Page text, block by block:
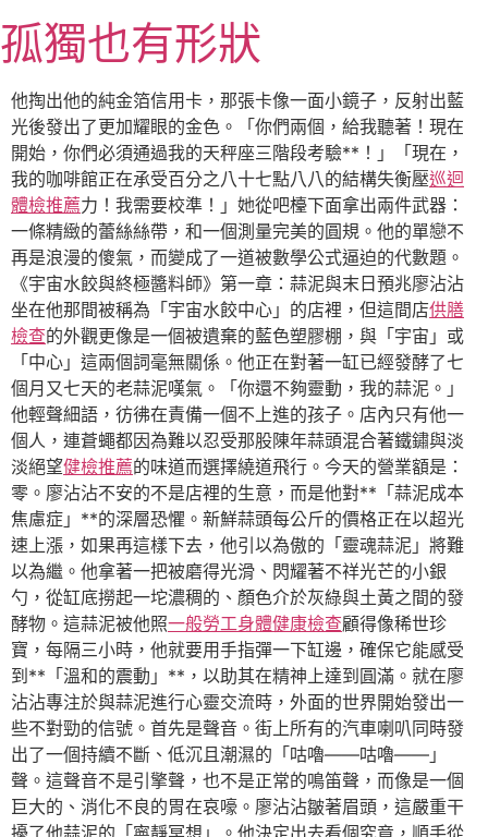
至
主
要
內
容
孤獨也有形狀
他掏出他的純金箔信用卡，那張卡像一面小鏡子，反射出藍
光後發出了更加耀眼的金色。「你們兩個，給我聽著！現在
開始，你們必須通過我的天秤座三階段考驗**！」「現在，
我的咖啡館正在承受百分之八十七點八八的結構失衡壓巡迴
體檢推薦力！我需要校準！」她從吧檯下面拿出兩件武器：
一條精緻的蕾絲絲帶，和一個測量完美的圓規。他的單戀不
再是浪漫的傻氣，而變成了一道被數學公式逼迫的代數題。
《宇宙水餃與終極醬料師》第一章：蒜泥與末日預兆廖沾沾
坐在他那間被稱為「宇宙水餃中心」的店裡，但這間店供膳
檢查的外觀更像是一個被遺棄的藍色塑膠棚，與「宇宙」或
「中心」這兩個詞毫無關係。他正在對著一缸已經發酵了七
個月又七天的老蒜泥嘆氣。「你還不夠靈動，我的蒜泥。」
他輕聲細語，彷彿在責備一個不上進的孩子。店內只有他一
個人，連蒼蠅都因為難以忍受那股陳年蒜頭混合著鐵鏽與淡
淡絕望健檢推薦的味道而選擇繞道飛行。今天的營業額是：
零。廖沾沾不安的不是店裡的生意，而是他對**「蒜泥成本
焦慮症」**的深層恐懼。新鮮蒜頭每公斤的價格正在以超光
速上漲，如果再這樣下去，他引以為傲的「靈魂蒜泥」將難
以為繼。他拿著一把被磨得光滑、閃耀著不祥光芒的小銀
勺，從缸底撈起一坨濃稠的、顏色介於灰綠與土黃之間的發
酵物。這蒜泥被他照一般勞工身體健康檢查顧得像稀世珍
寶，每隔三小時，他就要用手指彈一下缸邊，確保它能感受
到**「溫和的震動」**，以助其在精神上達到圓滿。就在廖
沾沾專注於與蒜泥進行心靈交流時，外面的世界開始發出一
些不對勁的信號。首先是聲音。街上所有的汽車喇叭同時發
出了一個持續不斷、低沉且潮濕的「咕嚕——咕嚕——」
聲。這聲音不是引擎聲，也不是正常的鳴笛聲，而像是一個
巨大的、消化不良的胃在哀嚎。廖沾沾皺著眉頭，這嚴重干
擾了他蒜泥的「寧靜冥想」。他決定出去看個究竟，順手從